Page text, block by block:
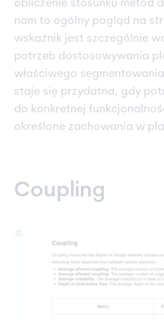
obliczenie stosunku metod
nam to ogólny pogląd na
wskaźnik jest szczególnie
potrzeb dostosowywania
właściwego
staje się przydatna, gdy
do konkretnej
określone zachowania w
Coupling